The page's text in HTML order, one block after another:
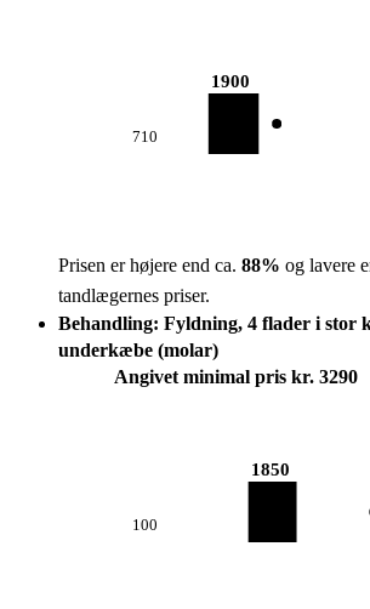
710
1900
Prisen er højere end ca. 88% og lavere
tandlægernes priser.
Behandling: Fyldning, 4 flader i stor
underkæbe (molar)
Angivet minimal pris kr. 3290
100
1850